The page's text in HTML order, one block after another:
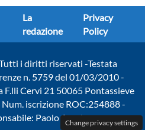
La
redazione
Privacy
Policy
i diritti riservati -Testata
n. 5759 del 01/03/2010 -
F.lli Cervi 21 50065 Pontassieve
iscrizione ROC:254888 -
Paolo AmatoChange privacy settings